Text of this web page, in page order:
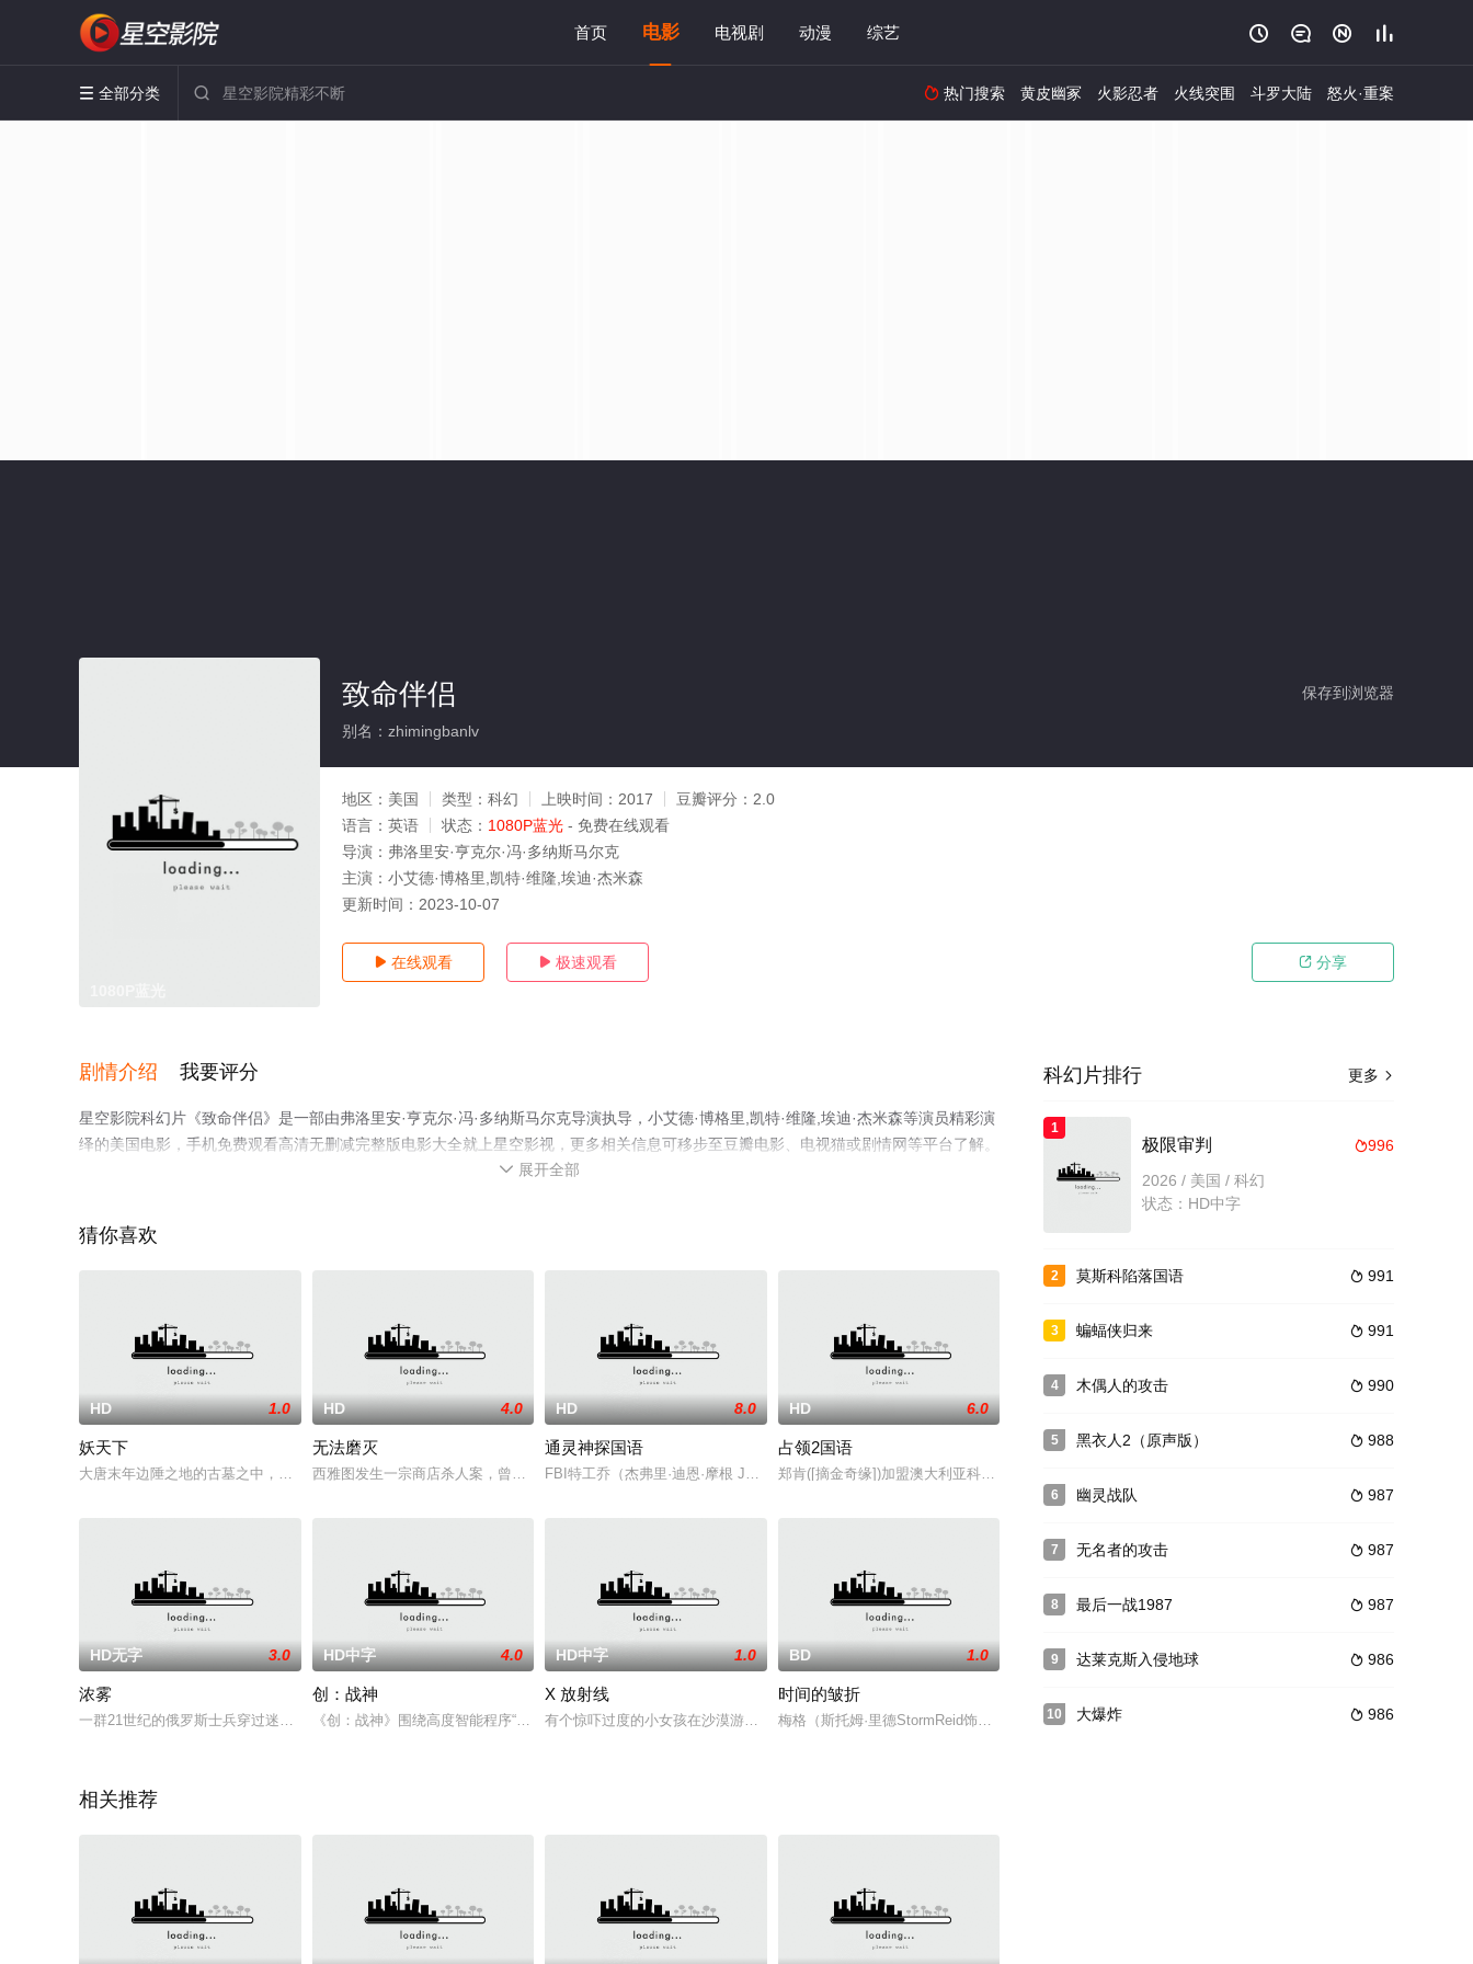
首页 电影 电视剧 动漫 综艺    
 全部分类   热门搜索 黄皮幽冢 火影忍者 火线突围 斗罗大陆 怒火·重案
保存到浏览器
致命伴侣
别名：zhimingbanlv
地区： 美国 类型： 科幻 上映时间： 2017 豆瓣评分： 2.0
语言： 英语 状态： 1080P蓝光 - 免费在线观看
导演： 弗洛里安·亨克尔·冯·多纳斯马尔克
主演： 小艾德·博格里,凯特·维隆,埃迪·杰米森
更新时间： 2023-10-07
 在线观看  极速观看  分享
剧情介绍 我要评分
星空影院科幻片《致命伴侣》是一部由弗洛里安·亨克尔·冯·多纳斯马尔克导演执导，小艾德·博格里,凯特·维隆,埃迪·杰米森等演员精彩演
绎的美国电影，手机免费观看高清无删减完整版电影大全就上星空影视，更多相关信息可移步至豆瓣电影、电视猫或剧情网等平台了解。
 展开全部
猜你喜欢
HD 1.0
妖天下
大唐末年边陲之地的古墓之中，一棵千年鬼木吸收日月精华修炼成妖，却因树体所缚，不能离开这座古墓的方圆十里。故一直谋划着化身之法，此时正被前来刺探军情的血童和骨夫人
HD 4.0
无法磨灭
西雅图发生一宗商店杀人案，曾被告谋杀亲妻的法医大卫前往勘验。 无意中却在凶案现场发现与妻子遭谋害时的相同线索，于是他决定展开调查。 然而调查工作始终毫无展获，直
HD 8.0
通灵神探国语
FBI特工乔（杰弗里·迪恩·摩根 Jeffrey Dean Morgan 饰）和搭档凯瑟琳（艾比·考尼什 Abbie Cornish 饰）正在调查一宗连环杀人案
HD 6.0
占领2国语
郑肯([摘金奇缘])加盟澳大利亚科幻片[占领]续集。首部导演卢克·斯巴克回归执导，卡司包括特穆拉·莫里森、
HD无字 3.0
浓雾
一群21世纪的俄罗斯士兵穿过迷雾后来到二战时期的东线
HD中字 4.0
创：战神
《创：战神》围绕高度智能程序“战神”阿瑞斯（Ares）展开。随着这个来自数字世界的人工智能体被派遣至现实世界执行高危任务，他的行动将引发人类与人工智能体的首次正
HD中字 1.0
X 放射线
有个惊吓过度的小女孩在沙漠游走，唯一吐出的只有一个字：怪物！任何50年代恐怖片迷都会马上告诉你，她所指的”怪物”就是巨蚁，那是在当地
BD 1.0
时间的皱折
梅格（斯托姆·里德StormReid饰）是一位平凡的10岁女孩，身形瘦小性格腼腆的她在学校里常常受到其他同
相关推荐
更多 
科幻片排行
1
996
极限审判
2026 / 美国 / 科幻
状态：HD中字
2  991
莫斯科陷落国语
3  991
蝙蝠侠归来
4  990
木偶人的攻击
5  988
黑衣人2（原声版）
6  987
幽灵战队
7  987
无名者的攻击
8  987
最后一战1987
9  986
达莱克斯入侵地球
10  986
大爆炸